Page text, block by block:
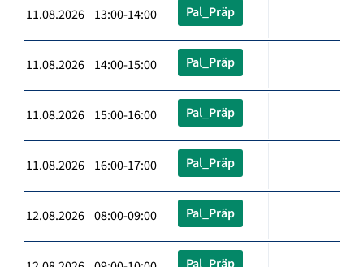
11.08.2026 13:00-14:00 Pal_Präp
11.08.2026 14:00-15:00 Pal_Präp
11.08.2026 15:00-16:00 Pal_Präp
11.08.2026 16:00-17:00 Pal_Präp
12.08.2026 08:00-09:00 Pal_Präp